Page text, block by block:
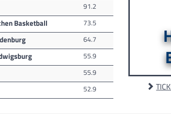
91.2
Basketball
73.5
64.7
55.9
55.9
52.9